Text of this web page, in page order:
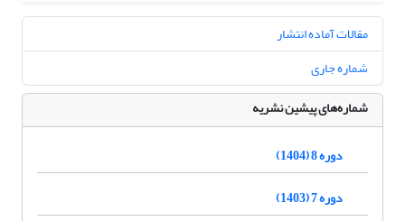
مقالات آماده انتشار
شماره جاری
شماره‌های پیشین نشریه
دوره 8 (1404)
دوره 7 (1403)